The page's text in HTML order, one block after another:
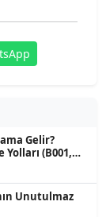
Gelir?
(B001,
Unutulmaz